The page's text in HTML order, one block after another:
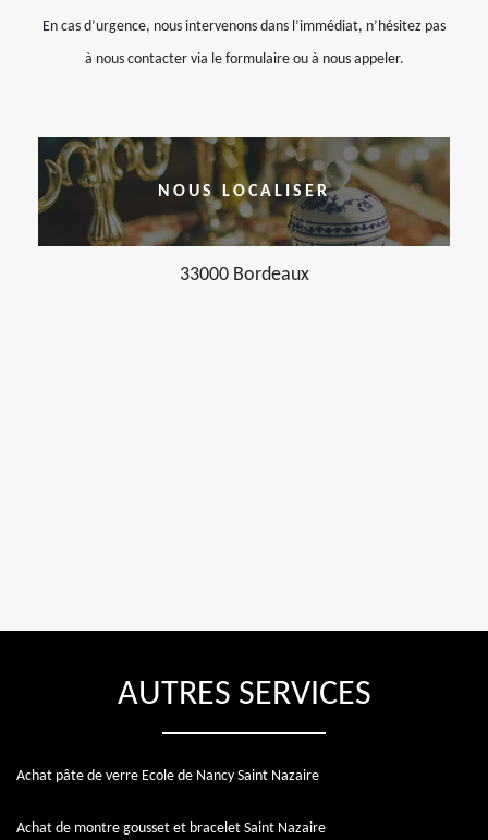
En cas d’urgence, nous intervenons dans l’immédiat, n’hésitez pas
à nous contacter via le formulaire ou à nous appeler.
NOUS LOCALISER
33000 Bordeaux
AUTRES SERVICES
Achat pâte de verre Ecole de Nancy Saint Nazaire
Achat de montre gousset et bracelet Saint Nazaire